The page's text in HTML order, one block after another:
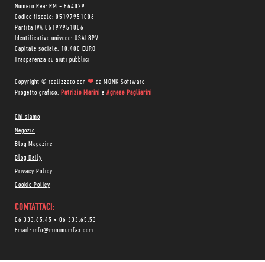
Numero Rea: RM - 864029
Codice fiscale: 05197951006
Partita IVA 05197951006
Identificativo univoco: USAL8PV
Capitale sociale: 10.400 EURO
Trasparenza su aiuti pubblici
Copyright © realizzato con ❤ da MONK Software
Progetto grafico: Patrizio Marini e Agnese Pagliarini
Chi siamo
Negozio
Blog Magazine
Blog Daily
Privacy Policy
Cookie Policy
CONTATTACI:
06 333.65.45 • 06 333.65.53
Email: info@minimumfax.com